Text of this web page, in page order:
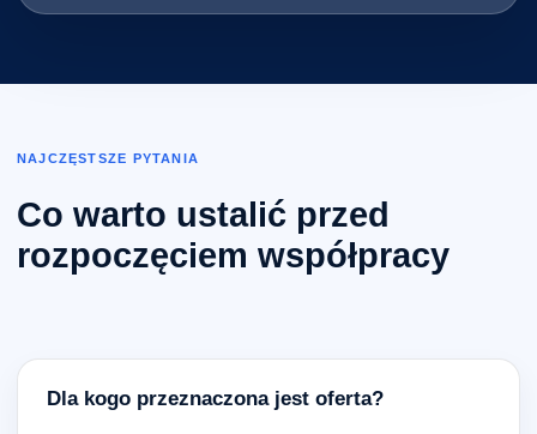
NAJCZĘSTSZE PYTANIA
Co warto ustalić przed
rozpoczęciem współpracy
Dla kogo przeznaczona jest oferta?